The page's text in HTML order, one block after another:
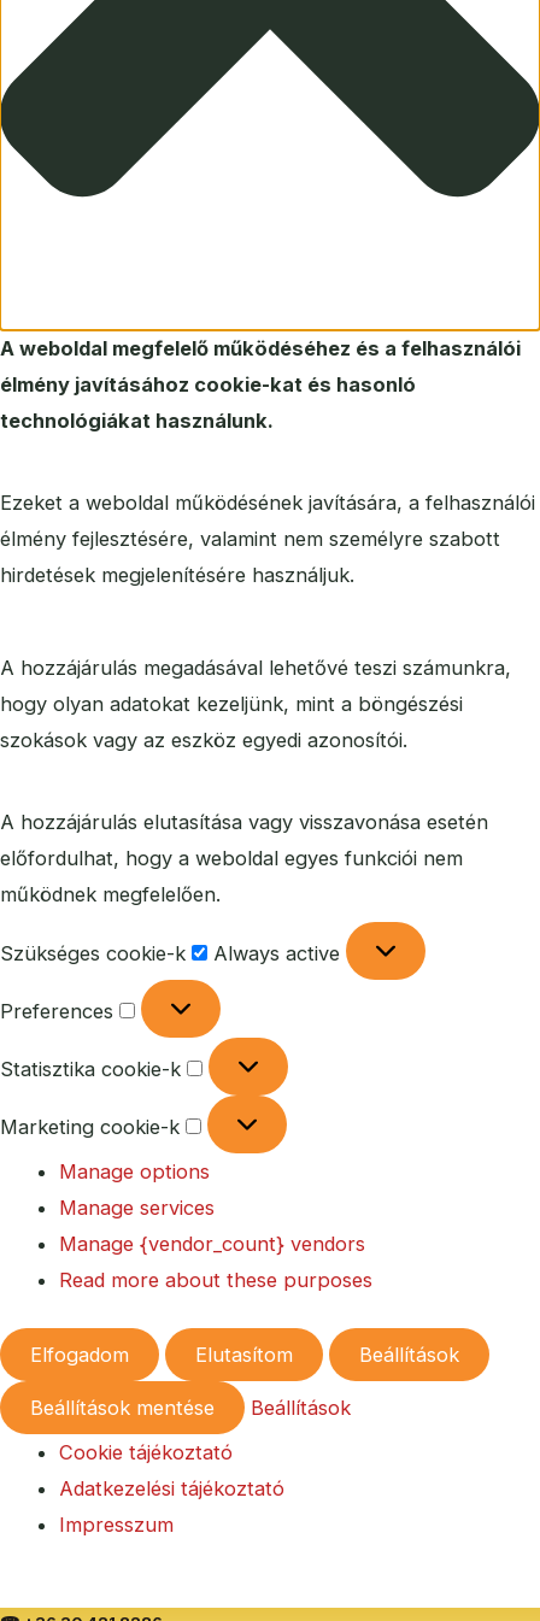
A weboldal megfelelő működéséhez és a felhasználói
élmény javításához cookie-kat és hasonló
technológiákat használunk.
Ezeket a weboldal működésének javítására, a felhasználói
élmény fejlesztésére, valamint nem személyre szabott
hirdetések megjelenítésére használjuk.
A hozzájárulás megadásával lehetővé teszi számunkra,
hogy olyan adatokat kezeljünk, mint a böngészési
szokások vagy az eszköz egyedi azonosítói.
A hozzájárulás elutasítása vagy visszavonása esetén
előfordulhat, hogy a weboldal egyes funkciói nem
működnek megfelelően.
Szükséges cookie-k Always active
Preferences
Statisztika cookie-k
Marketing cookie-k
Manage options
Manage services
Manage {vendor_count} vendors
Read more about these purposes
Elfogadom Elutasítom Beállítások
Beállítások mentése
Beállítások
Cookie tájékoztató
Adatkezelési tájékoztató
Impresszum